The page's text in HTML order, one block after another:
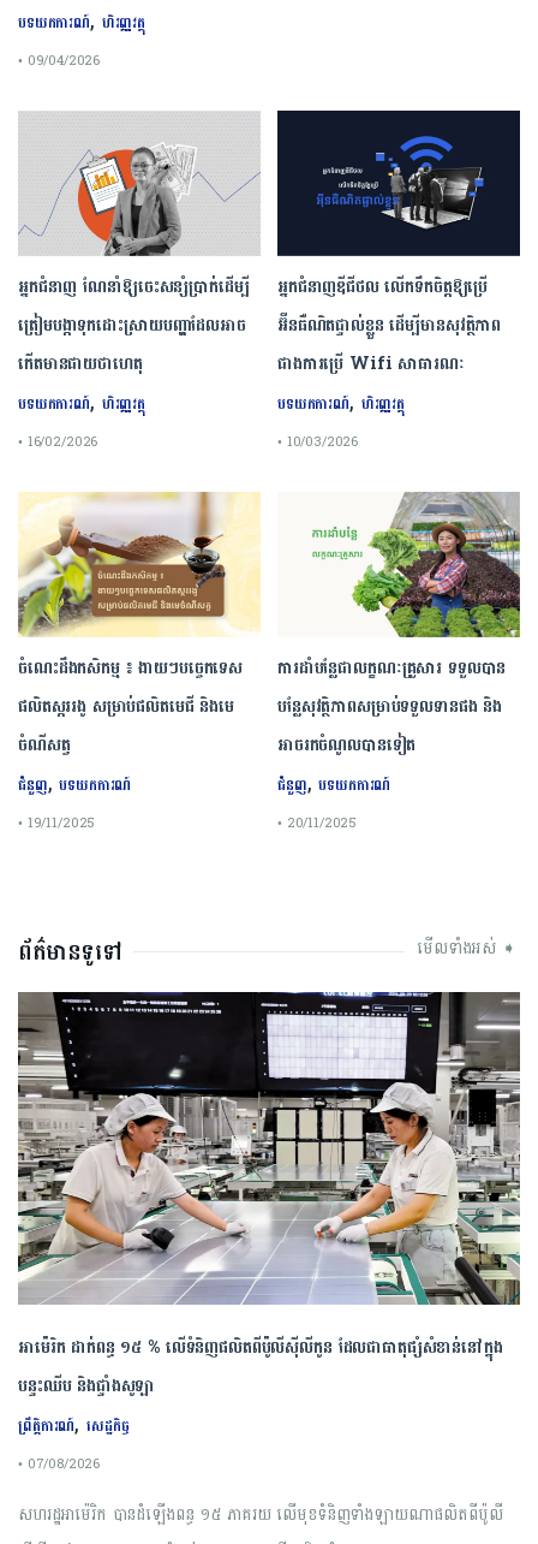
បទយកការណ៍, ហិរញ្ញវត្ថុ
• 09/04/2026
អ្នកជំនាញឌីជីថល លើកទឹកចិត្តឱ្យប្រើ
អ៊ីនធឺណិតផ្ទាល់ខ្លួន ដើម្បីមានសុវត្ថិភាព
ជាងការប្រើ Wifi​ សាធារណៈ
បទយកការណ៍, ហិរញ្ញវត្ថុ
• 10/03/2026
អ្នកជំនាញ ណែនាំឱ្យចេះសន្សំប្រាក់ដើម្បី
ត្រៀមបង្កាទុកដោះស្រាយបញ្ហាដែលអាច
កើតមានជាយថាហេតុ
បទយកការណ៍, ហិរញ្ញវត្ថុ
• 16/02/2026
ការដាំបន្លែជាលក្ខណៈគ្រួសារ ទទួលបាន
បន្លែសុវត្ថិភាពសម្រាប់ទទួលទានផង និង
អាចរកចំណូលបានទៀត
ជំនួញ,បទយកការណ៍
• 20/11/2025
ចំណេះដឹងកសិកម្ម ៖ ងាយៗបច្ចេកទេស
ផលិតស្កររងូ សម្រាប់ផលិតមេជី និងមេ
ចំណីសត្វ
ជំនួញ,បទយកការណ៍
• 19/11/2025
ព័ត៌មានទូទៅ មើលទាំងអស់ ➧
អាម៉េរិក ដាក់ពន្ធ ១៥ % លើទំនិញផលិតពីប៉ូលីស៊ីលីកូន ដែលជាធាតុផ្សំសំខាន់នៅក្នុង
បន្ទះឈីប និងផ្ទាំងសូឡា
ព្រឹត្តិការណ៍, សេដ្ឋកិច្ច
• 07/08/2026
សហរដ្ឋអាម៉េរិក បានដំឡើងពន្ធ ១៥ ភាគរយ លើមុខទំនិញទាំងឡាយណាផលិតពីប៉ូលី